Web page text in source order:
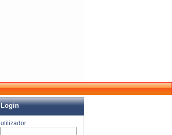
Login
utilizador